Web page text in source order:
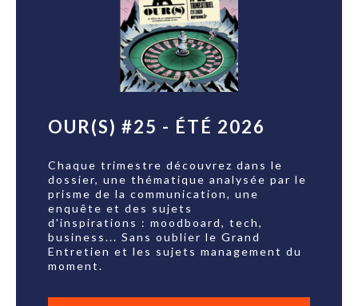
OUR(S) #25 - ÉTÉ 2026
Chaque trimestre découvrez dans le
dossier, une thématique analysée par le
prisme de la communication, une
enquête et des sujets
d'inspirations : moodboard, tech,
business... Sans oublier le Grand
Entretien et les sujets management du
moment.